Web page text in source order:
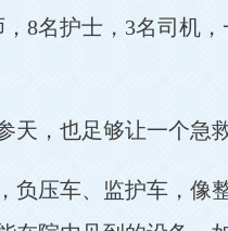
8名护士，3名司机
天，也足够让一个急
负压车、监护车，像